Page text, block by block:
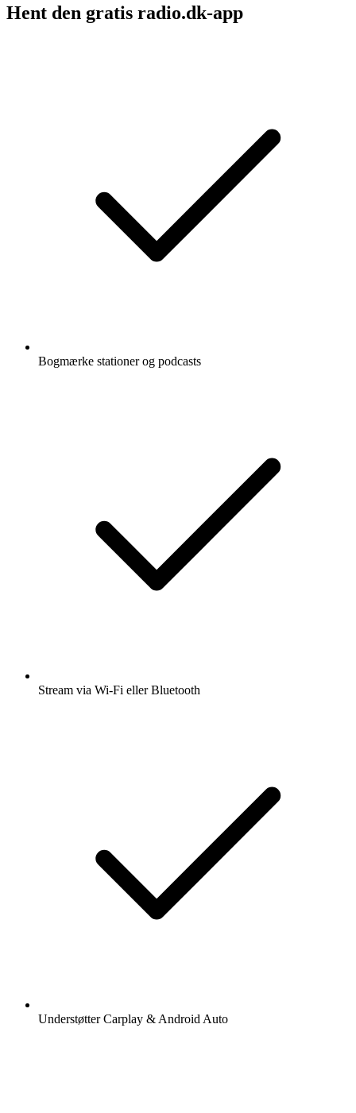
Hent den gratis radio.dk-app
Bogmærke stationer og podcasts
Stream via Wi-Fi eller Bluetooth
Understøtter Carplay & Android Auto